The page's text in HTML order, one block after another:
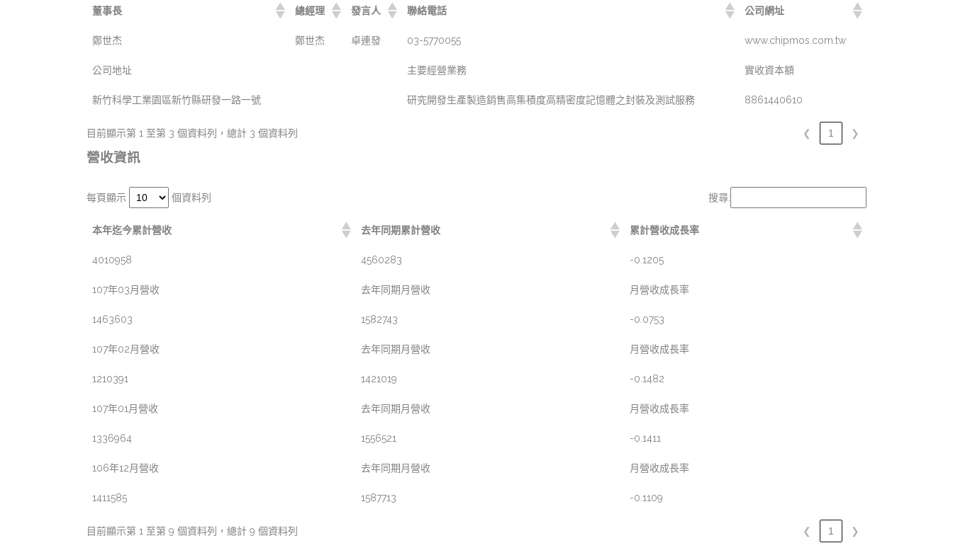
董事長 總經理 發言人 聯絡電話 公司網址
鄭世杰 鄭世杰 卓連發 03-5770055 www.chipmos.com.tw
公司地址 主要經營業務 實收資本額
新竹科學工業園區新竹縣研發一路一號 研究開發生產製造銷售高集積度高精密度記憶體之封裝及測試服務 8861440610
目前顯示第 1 至第 3 個資料列，總計 3 個資料列 ❮ 1 ❯
營收資訊
每頁顯示 個資料列 搜尋:
本年迄今累計營收 去年同期累計營收 累計營收成長率
4010958 4560283 -0.1205
107年03月營收 去年同期月營收 月營收成長率
1463603 1582743 -0.0753
107年02月營收 去年同期月營收 月營收成長率
1210391 1421019 -0.1482
107年01月營收 去年同期月營收 月營收成長率
1336964 1556521 -0.1411
106年12月營收 去年同期月營收 月營收成長率
1411585 1587713 -0.1109
目前顯示第 1 至第 9 個資料列，總計 9 個資料列 ❮ 1 ❯